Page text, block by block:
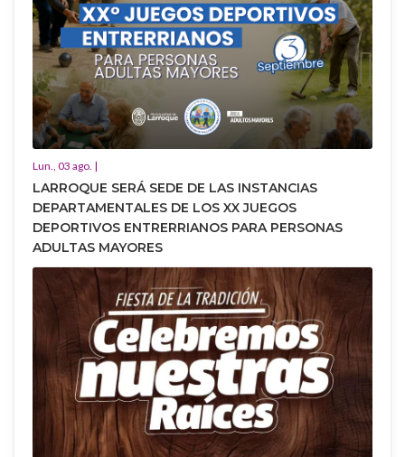
Lun., 03 ago. |
LARROQUE SERÁ SEDE DE LAS INSTANCIAS
DEPARTAMENTALES DE LOS XX JUEGOS
DEPORTIVOS ENTRERRIANOS PARA PERSONAS
ADULTAS MAYORES